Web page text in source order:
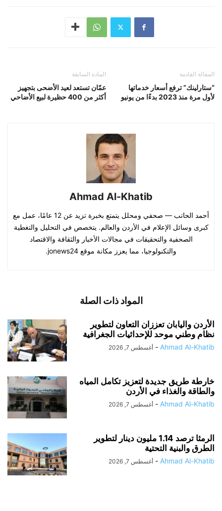
المادة السابقة
عمّان تستعد لعيد الأضحى بتجهيز
أكثر من 400 حظيرة لبيع الأضاحي
المقالة القادمة
“ستارلينك” ترفع أسعار خدماتها
لأول مرة منذ 2023 بدءًا من يونيو
Ahmad Al-Khatib
أحمد الحاتب — صحفي ومحلل يتمتع بخبرة تزيد عن 12 عامًا، عمل مع
كبرى وسائل الإعلام في الأردن والعالم. يتخصص في التحليل والتغطية
الصحفية والتحقيقات في مجالات الأخبار والثقافة والاقتصاد
والتكنولوجيا، مما يعزز مكانة موقع jonews24.
المواد ذات الصلة
الأردن واليابان تعززان التعاون لتطوير
نظام وطني موحد للإحداثيات الجغرافية
Ahmad Al-Khatib
- أغسطس 7, 2026
خارطة طريق جديدة لتعزيز تكامل المياه
والطاقة والغذاء في الأردن
Ahmad Al-Khatib
- أغسطس 7, 2026
الرمثا ترصد 1.14 مليون دينار لتطوير
الطرق والبنية التحتية
Ahmad Al-Khatib
- أغسطس 7, 2026